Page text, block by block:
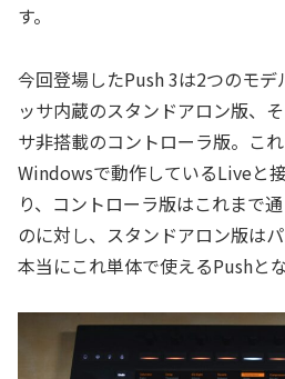
す。
今回登場したPush 3は2つのモデ
ッサ内蔵のスタンドアロン版、
サ非搭載のコントローラ版。こ
Windowsで動作しているLiveと
り、コントローラ版はこれまで
のに対し、スタンドアロン版は
本当にこれ単体で使えるPushと